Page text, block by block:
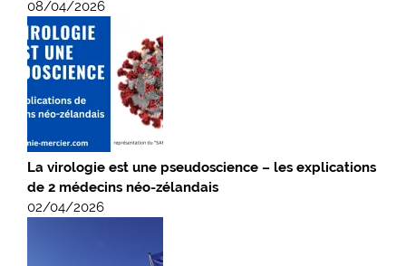
08/04/2026
La virologie est une pseudoscience – les explications
de 2 médecins néo-zélandais
02/04/2026